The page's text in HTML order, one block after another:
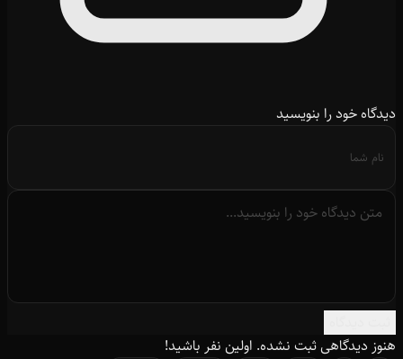
دیدگاه خود را بنویسید
هنوز دیدگاهی ثبت نشده. اولین نفر باشید!